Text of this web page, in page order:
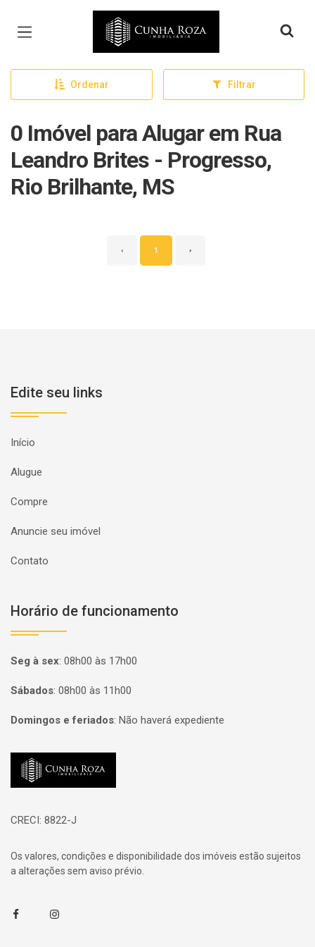
Página inicial
Ordenar Filtrar
0 Imóvel para Alugar em Rua
Leandro Brites - Progresso,
Rio Brilhante, MS
‹ 1 ›
Edite seu links
Início
Alugue
Compre
Anuncie seu imóvel
Contato
Horário de funcionamento
Seg à sex: 08h00 às 17h00
Sábados: 08h00 às 11h00
Domingos e feriados: Não haverá expediente
Página inicial
CRECI: 8822-J
Os valores, condições e disponibilidade dos imóveis estão sujeitos
a alterações sem aviso prévio.
FacebookInstagram